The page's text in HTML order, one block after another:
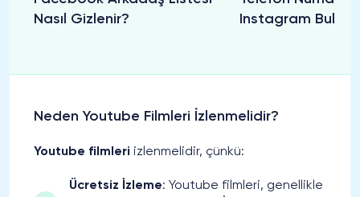
Nasıl Gizlenir?
Instagram Bulma
Neden Youtube Filmleri İzlenmelidir?
Youtube filmleri izlenmelidir, çünkü:
Ücretsiz İzleme: Youtube filmleri, genellikle